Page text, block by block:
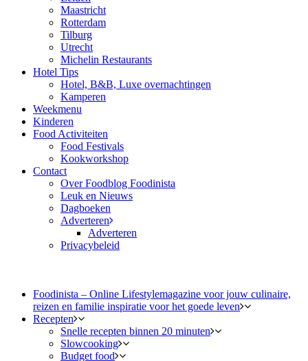
Maastricht
Rotterdam
Tilburg
Utrecht
Michelin Restaurants
Hotel Tips
Hotel, B&B, Luxe overnachtingen
Kamperen
Weekmenu
Kinderen
Food Activiteiten
Food Festivals
Kookworkshop
Contact
Over Foodblog Foodinista
Leuk en Nieuws
Dagboeken
Adverteren
Adverteren
Privacybeleid
Foodinista – Online Lifestylemagazine voor jouw culinaire,
reizen en familie inspiratie voor het goede leven
Recepten
Snelle recepten binnen 20 minuten
Slowcooking
Budget food